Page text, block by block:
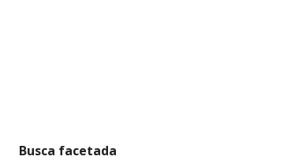
Busca facetada